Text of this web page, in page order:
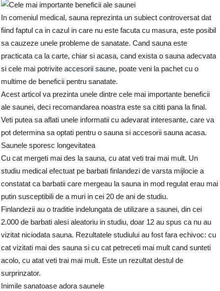
In comeniul medical, sauna reprezinta un subiect controversat dat
fiind faptul ca in cazul in care nu este facuta cu masura, este posibil
sa cauzeze unele probleme de sanatate. Cand sauna este
practicata ca la carte, chiar si acasa, cand exista o sauna adecvata
si cele mai potriviteaccesorii saune, poate veni la pachet cu o
multime de beneficii pentru sanatate.
Acest articol va prezinta unele dintre cele mai importante beneficii
ale saunei, deci recomandarea noastra este sa cititi pana la final.
Veti putea sa aflati unele informatii cu adevarat interesante, care va
pot determina sa optati pentru o sauna si accesorii sauna acasa.
Saunele sporesc longevitatea
Cu cat mergeti mai des la sauna, cu atat veti trai mai mult. Un
studiu medical efectuat pe barbati finlandezi de varsta mijlocie a
constatat ca barbatii care mergeau la sauna in mod regulat erau mai
putin susceptibili de a muri in cei 20 de ani de studiu.
Finlandezii au o traditie indelungata de utilizare a saunei, din cei
2.000 de barbati alesi aleatoriu in studiu, doar 12 au spus ca nu au
vizitat niciodata sauna. Rezultatele studiului au fost fara echivoc: cu
cat vizitati mai des sauna si cu cat petreceti mai mult cand sunteti
acolo, cu atat veti trai mai mult. Este un rezultat destul de
surprinzator.
Inimile sanatoase adora saunele